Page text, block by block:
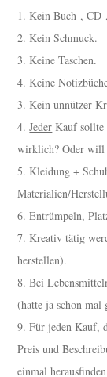
1. Kein Buch-,
2. Kein Schmuck.
3. Keine Taschen.
4. Keine
3. Kein unnützer
4.Jeder Kauf sollte
wirklich? Oder will
5. Kleidung +
Materialien/
6. Entrümpeln,
7. Kreativ tätig
herstellen).
8. Bei
(hatte ja schon
9. Für jeden Kauf,
Preis und
einmal